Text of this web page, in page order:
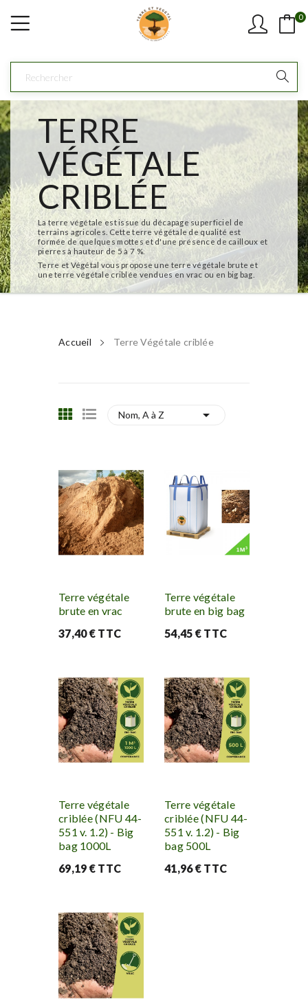
0
TERRE
VÉGÉTALE
CRIBLÉE
La terre végétale est issue du décapage superficiel de
terrains agricoles. Cette terre végétale de qualité est
formée de quelques mottes et d'une présence de cailloux et
pierres à hauteur de 5 à 7 %.
Terre et Végétal vous propose une terre végétale brute et
une terre végétale criblée vendues en vrac ou en big bag.
Accueil Terre Végétale criblée
Nom, A à Z 
Terre végétale
brute en vrac
37,40 € TTC
Terre végétale
brute en big bag
54,45 € TTC
Terre végétale
criblée (NFU 44-
551 v. 1.2) - Big
bag 1000L
69,19 € TTC
Terre végétale
criblée (NFU 44-
551 v. 1.2) - Big
bag 500L
41,96 € TTC